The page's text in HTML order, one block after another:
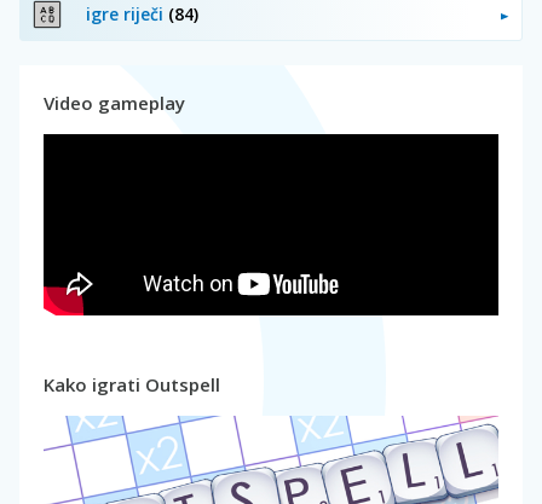
igre riječi (84)
Video gameplay
Kako igrati Outspell